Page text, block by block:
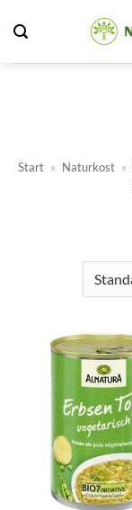
Inhalt
springen
Start » Naturkost »